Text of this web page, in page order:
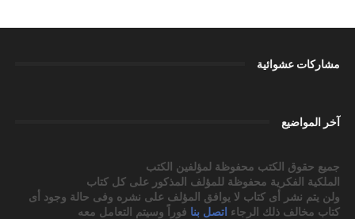
مشاركات عشوائية
آخر المواضيع
جميع حقوق الكتب محفوظة لمؤلفين الكتب
الملكية الفكرية محفوظة للمؤلف المذكور على كل كتاب
ولن يتم نشر أى كتاب لا يوافق المؤلف على نشره وفى حالة وجود أى
كتاب مخالف ذلك الرجاء اتصل بنا فوراً وسيتم التعامل معه